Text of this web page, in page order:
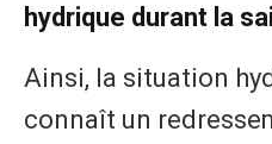
hydrique durant la
Ainsi, la situation
connaît un